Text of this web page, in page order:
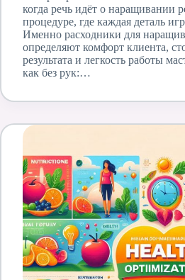
когда речь идёт о наращивании
процедуре, где каждая деталь
Именно расходники для
определяют комфорт клиента,
результата и легкость работы
как без рук:…